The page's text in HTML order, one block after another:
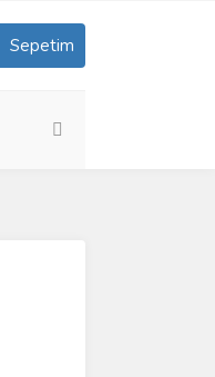
Sepetim